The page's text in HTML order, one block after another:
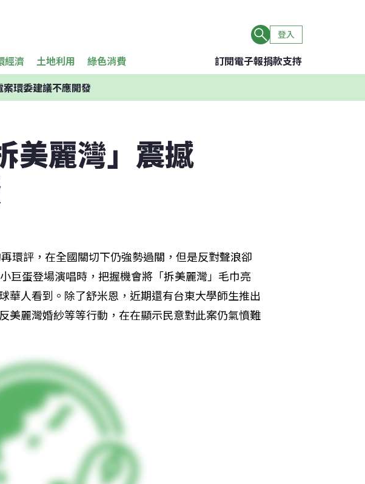
登入
經濟 土地利用 綠色消費 訂閱電子報捐款支持
環委建議不應開發
美麗灣」震撼
環評，在全國關切下仍強勢過關，但是反對聲浪卻
巨蛋登場演唱時，把握機會將「拆美麗灣」毛巾亮
華人看到。除了舒米恩，近期還有台東大學師生推出
美麗灣婚紗等等行動，在在顯示民意對此案仍氣憤難